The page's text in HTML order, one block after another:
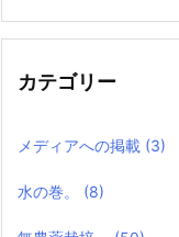
カテゴリー
メディアへの掲載 (3)
水の巻。 (8)